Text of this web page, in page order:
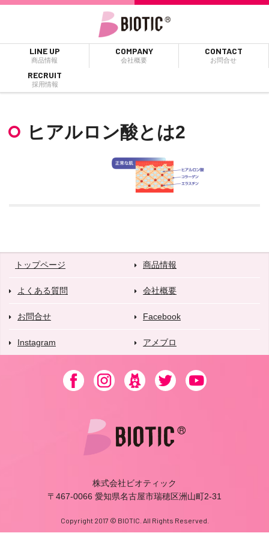
LINE UP
商品情報
COMPANY
会社概要
CONTACT
お問合せ
RECRUIT
採用情報
ヒアルロン酸とは2
トップページ 商品情報
よくある質問 会社概要
お問合せ Facebook
Instagram アメブロ
株式会社ビオティック
〒467-0066 愛知県名古屋市瑞穂区洲山町2-31
Copyright 2017 © BIOTIC. All Rights Reserved.